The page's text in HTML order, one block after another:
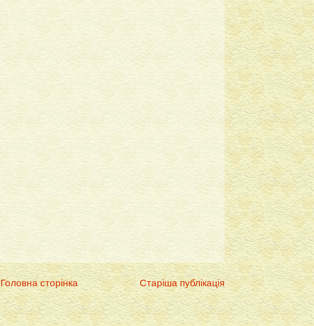
Старіша публікація
Головна сторінка